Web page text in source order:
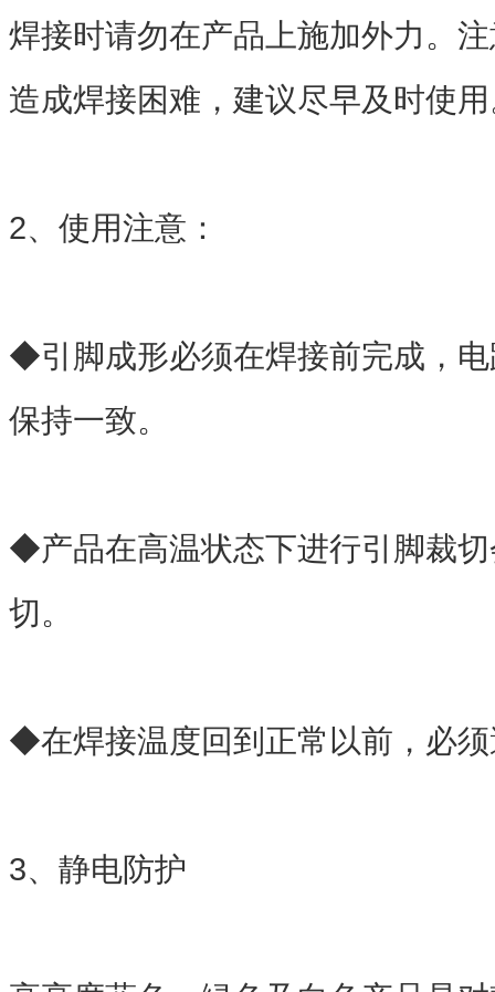
焊接时请勿在产品上施加外力。
造成焊接困难，建议尽早及时使
2、使用注意：
◆引脚成形必须在焊接前完成，
保持一致。
◆产品在高温状态下进行引脚裁
切。
◆在焊接温度回到正常以前，必
3、静电防护